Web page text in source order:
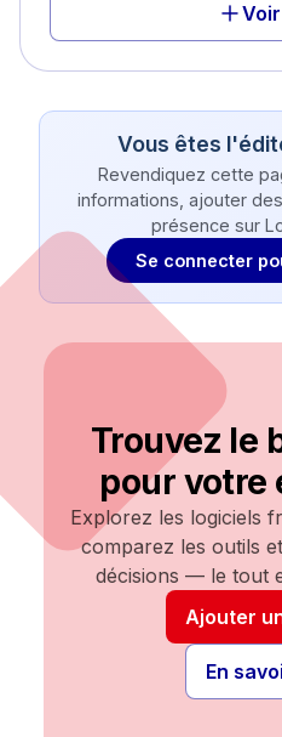
Vous êtes
Revendiquez cette
informations, ajouter
présence sur
Se connecter
Trouvez le
pour votre
Explorez les logiciels
comparez les outils
décisions — le tout
Ajouter
En